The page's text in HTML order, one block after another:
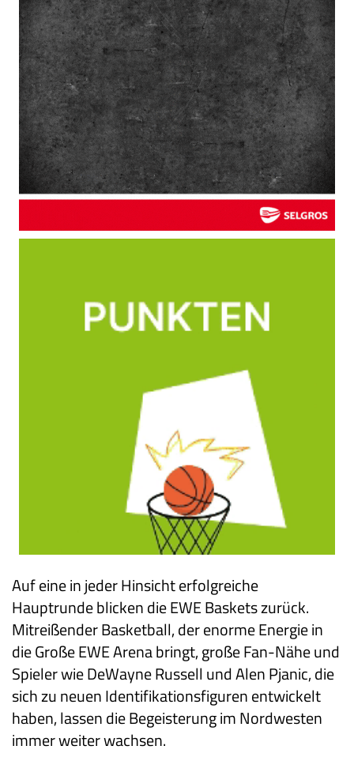
Auf eine in jeder Hinsicht erfolgreiche
Hauptrunde blicken die EWE Baskets zurück.
Mitreißender Basketball, der enorme Energie in
die Große EWE Arena bringt, große Fan-Nähe und
Spieler wie DeWayne Russell und Alen Pjanic, die
sich zu neuen Identifikationsfiguren entwickelt
haben, lassen die Begeisterung im Nordwesten
immer weiter wachsen.